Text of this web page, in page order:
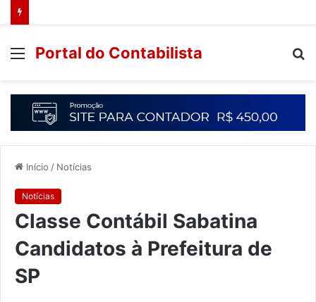
Portal do Contabilista
Início / Notícias
Notícias
Classe Contábil Sabatina
Candidatos à Prefeitura de
SP